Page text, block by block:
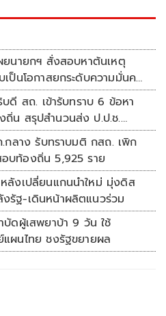
ยนายกฯ สั่งสอบหาต้นเหตุ
เป็นโอกาสยกระดับความมั่นคง
าครัฐทั้งระบบ
ดี สถ. เข้ารับทราบ 6 ข้อหา
ถิ่น สรุปสำนวนส่ง ป.ป.ช.
กลาง รับทราบมติ กสถ. เพิก
บท้องถิ่น 5,925 ราย
ลังเปลี่ยนแกนนำใหม่ มุ่งดิส
รัฐ-เดินหน้าผลิตแนวร่วม
บัดผู้เสพยาบ้า 9 วัน ใช้
ผนไทย ชงรัฐขยายผล